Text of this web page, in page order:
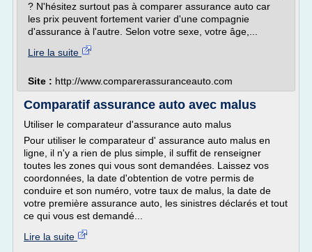
? N'hésitez surtout pas à comparer assurance auto car
les prix peuvent fortement varier d'une compagnie
d'assurance à l'autre. Selon votre sexe, votre âge,...
Lire la suite
Site : http://www.comparerassuranceauto.com
Comparatif assurance auto avec malus
Utiliser le comparateur d'assurance auto malus
Pour utiliser le comparateur d' assurance auto malus en
ligne, il n'y a rien de plus simple, il suffit de renseigner
toutes les zones qui vous sont demandées. Laissez vos
coordonnées, la date d'obtention de votre permis de
conduire et son numéro, votre taux de malus, la date de
votre première assurance auto, les sinistres déclarés et tout
ce qui vous est demandé...
Lire la suite